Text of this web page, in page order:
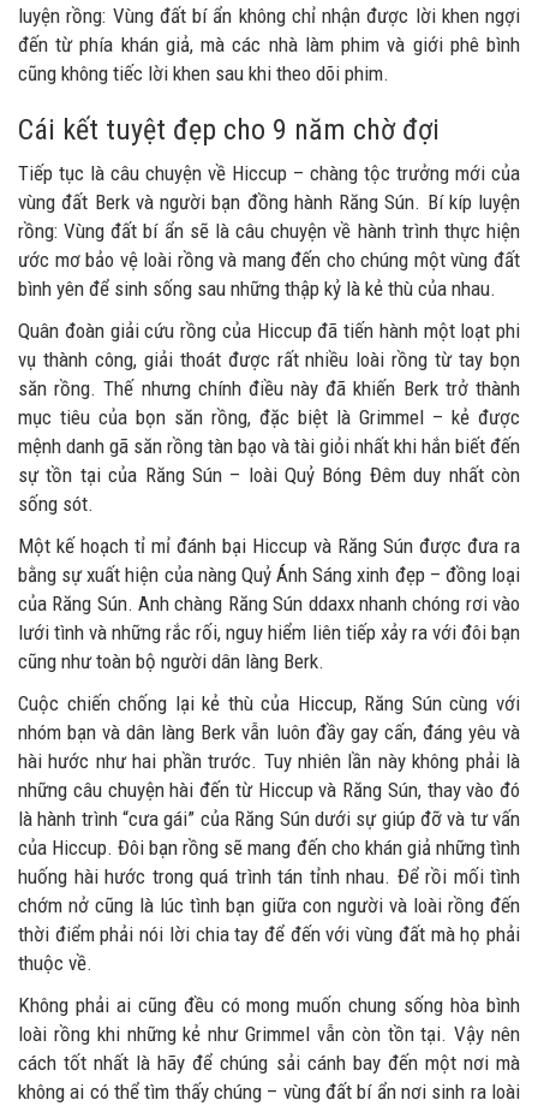
luyện rồng: Vùng đất bí ẩn không chỉ nhận được lời khen ngợi
đến từ phía khán giả, mà các nhà làm phim và giới phê bình
cũng không tiếc lời khen sau khi theo dõi phim.
Cái kết tuyệt đẹp cho 9 năm chờ đợi
Tiếp tục là câu chuyện về Hiccup – chàng tộc trưởng mới của
vùng đất Berk và người bạn đồng hành Răng Sún. Bí kíp luyện
rồng: Vùng đất bí ẩn sẽ là câu chuyện về hành trình thực hiện
ước mơ bảo vệ loài rồng và mang đến cho chúng một vùng đất
bình yên để sinh sống sau những thập kỷ là kẻ thù của nhau.
Quân đoàn giải cứu rồng của Hiccup đã tiến hành một loạt phi
vụ thành công, giải thoát được rất nhiều loài rồng từ tay bọn
săn rồng. Thế nhưng chính điều này đã khiến Berk trở thành
mục tiêu của bọn săn rồng, đặc biệt là Grimmel – kẻ được
mệnh danh gã săn rồng tàn bạo và tài giỏi nhất khi hắn biết đến
sự tồn tại của Răng Sún – loài Quỷ Bóng Đêm duy nhất còn
sống sót.
Một kế hoạch tỉ mỉ đánh bại Hiccup và Răng Sún được đưa ra
bằng sự xuất hiện của nàng Quỷ Ánh Sáng xinh đẹp – đồng loại
của Răng Sún. Anh chàng Răng Sún ddaxx nhanh chóng rơi vào
lưới tình và những rắc rối, nguy hiểm liên tiếp xảy ra với đôi bạn
cũng như toàn bộ người dân làng Berk.
Cuộc chiến chống lại kẻ thù của Hiccup, Răng Sún cùng với
nhóm bạn và dân làng Berk vẫn luôn đầy gay cấn, đáng yêu và
hài hước như hai phần trước. Tuy nhiên lần này không phải là
những câu chuyện hài đến từ Hiccup và Răng Sún, thay vào đó
là hành trình “cưa gái” của Răng Sún dưới sự giúp đỡ và tư vấn
của Hiccup. Đôi bạn rồng sẽ mang đến cho khán giả những tình
huống hài hước trong quá trình tán tỉnh nhau. Để rồi mối tình
chớm nở cũng là lúc tình bạn giữa con người và loài rồng đến
thời điểm phải nói lời chia tay để đến với vùng đất mà họ phải
thuộc về.
Không phải ai cũng đều có mong muốn chung sống hòa bình
loài rồng khi những kẻ như Grimmel vẫn còn tồn tại. Vậy nên
cách tốt nhất là hãy để chúng sải cánh bay đến một nơi mà
không ai có thể tìm thấy chúng – vùng đất bí ẩn nơi sinh ra loài